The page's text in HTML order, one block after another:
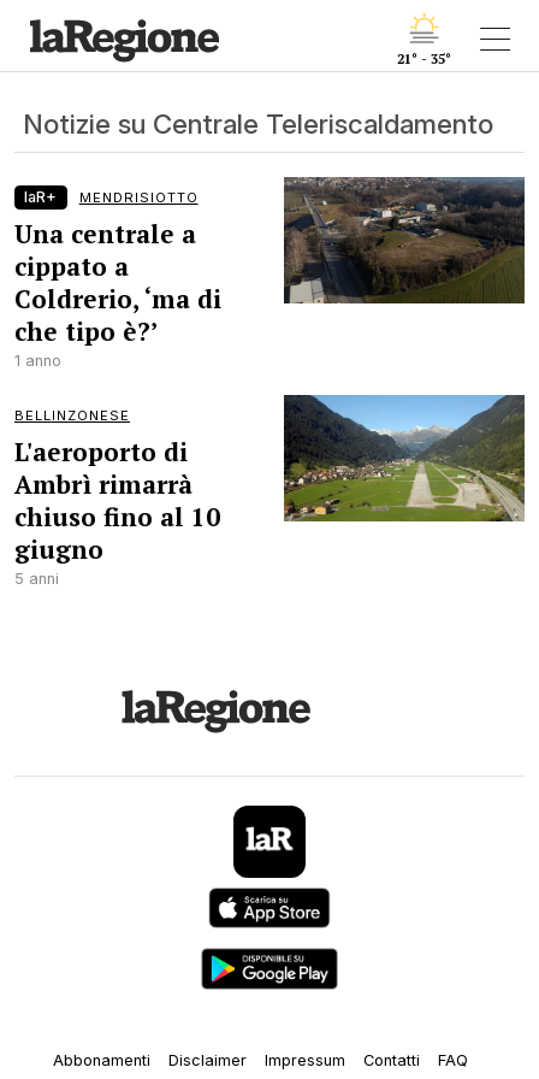
21° - 35°
Notizie su Centrale Teleriscaldamento
laR+ MENDRISIOTTO
Una centrale a
cippato a
Coldrerio, ‘ma di
che tipo è?’
1 anno
BELLINZONESE
L'aeroporto di
Ambrì rimarrà
chiuso fino al 10
giugno
5 anni
Abbonamenti Disclaimer Impressum Contatti
FAQ